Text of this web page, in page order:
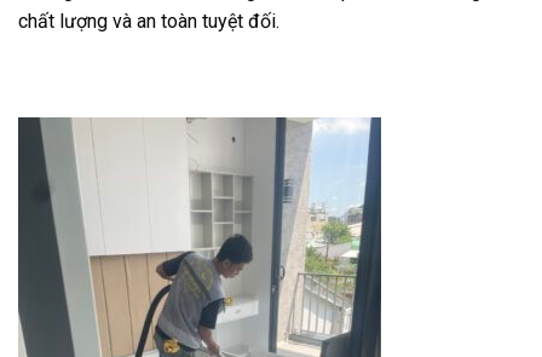
chất lượng và an toàn tuyệt đối.